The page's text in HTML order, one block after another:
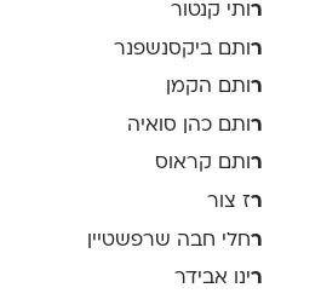
ר ותי קנטור
ר ותם ביקסנשפנר
רותם הקמן
ר ותם כהן סואיה
רותם קראוס
רז צור
רחלי חבה שרפשטיין
רינו אבידר